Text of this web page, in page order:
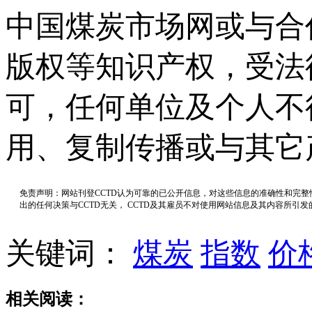
中国煤炭市场网或与
版权等知识产权，受
可，任何单位及个人
用、复制传播或与其
免责声明：网站刊登CCTD认为可靠的已公开信息，对这些信息的准确性和完
出的任何决策与CCTD无关， CCTD及其雇员不对使用网站信息及其内容所引
关键词： 煤炭 指数 价
相关阅读：